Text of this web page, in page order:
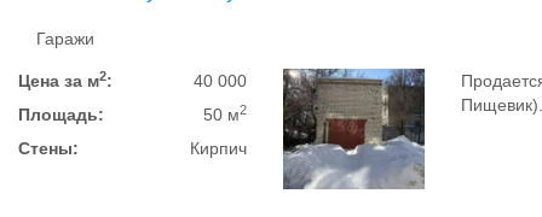
Гаражи
Цена за м2:
40 000
Площадь:
50 м2
Стены: Кирпич
Пищевик).